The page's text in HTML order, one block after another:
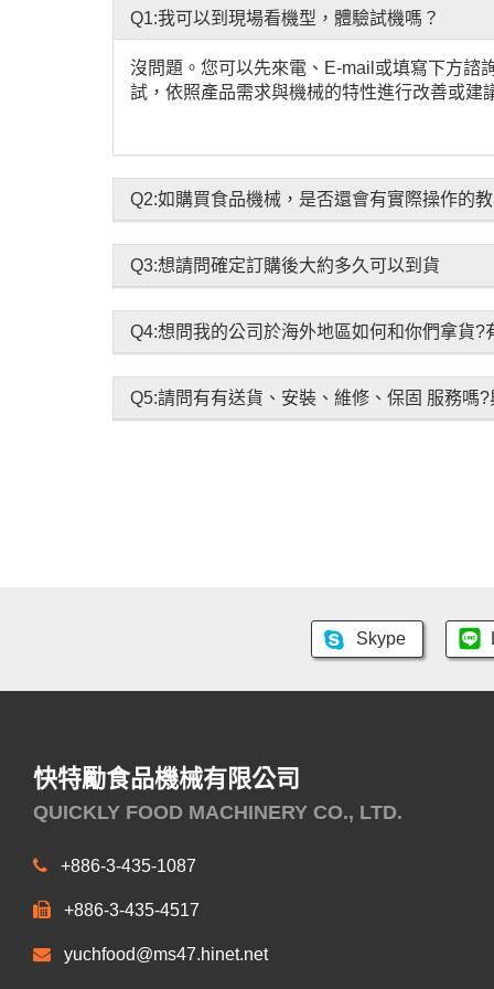
Q1:我可以到現場看機型，體驗試機嗎？
沒問題。您可以先來電、E-mail或填寫下方諮
試，依照產品需求與機械的特性進行改善或
Q2:如購買食品機械，是否還會有實際操作的
Q3:想請問確定訂購後大約多久可以到貨
Q4:想問我的公司於海外地區如何和你們拿貨?
Q5:請問有有送貨、安裝、維修、保固 服務嗎
Skype
快特勵食品機械有限公司
QUICKLY FOOD MACHINERY CO., LTD.
+886-3-435-1087
+886-3-435-4517
yuchfood@ms47.hinet.net